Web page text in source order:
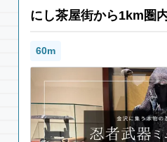
にし茶屋街から1km圏
60m